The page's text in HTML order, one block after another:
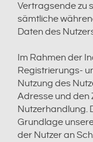
Vertragsende zu
sämtliche
Daten des
Im Rahmen der
Registrierungs-
Nutzung des
Adresse und den
Nutzerhandlung.
Grundlage
der Nutzer an